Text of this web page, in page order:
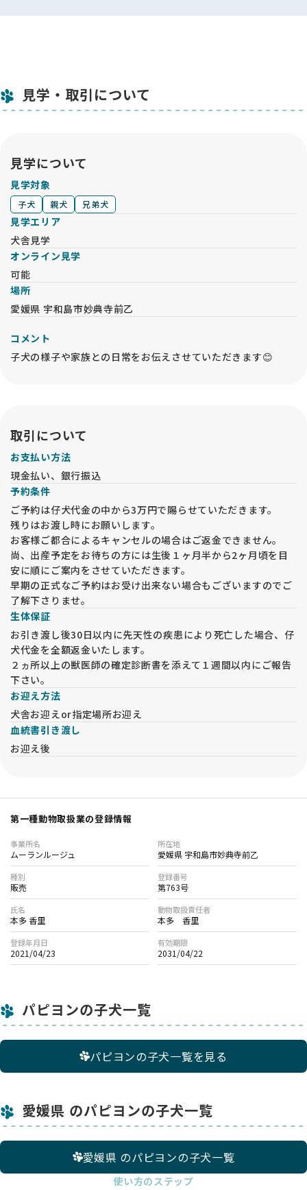
見学・取引について
見学について
見学対象
子犬 親犬 兄弟犬
見学エリア
犬舎見学
オンライン見学
可能
場所
愛媛県 宇和島市妙典寺前乙
コメント
子犬の様子や家族との日常をお伝えさせていただきます😊
取引について
お支払い方法
現金払い、銀行振込
予約条件
ご予約は仔犬代金の中から3万円で賜らせていただきます。
残りはお渡し時にお願いします。
お客様ご都合によるキャンセルの場合はご返金できません。
尚、出産予定をお待ちの方には生後１ヶ月半から2ヶ月頃を目
安に順にご案内をさせていただきます。
早期の正式なご予約はお受け出来ない場合もございますのでご
了解下さりませ。
生体保証
お引き渡し後30日以内に先天性の疾患により死亡した場合、仔
犬代金を全額返金いたします。
２ヵ所以上の獣医師の確定診断書を添えて１週間以内にご報告
下さい。
お迎え方法
犬舎お迎えor指定場所お迎え
血統書引き渡し
お迎え後
第一種動物取扱業の登録情報
事業所名
ムーランルージュ
所在地
愛媛県 宇和島市妙典寺前乙
種別
販売
登録番号
第763号
氏名
本多 香里
動物取扱責任者
本多 香里
登録年月日
2021/04/23
有効期限
2031/04/22
パピヨンの子犬一覧
パピヨンの子犬一覧を見る
愛媛県 のパピヨンの子犬一覧
愛媛県 のパピヨンの子犬一覧
使い方のステップ